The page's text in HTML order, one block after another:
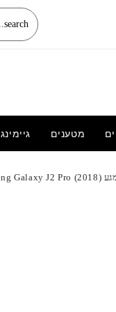
מטענים גיימינג